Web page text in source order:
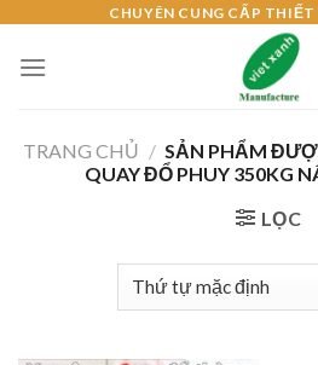
content
CHUYÊN CUNG CẤP
TRANG CHỦ / SẢN PHẨM
QUAY ĐỔ PHUY 350KG
LỌC